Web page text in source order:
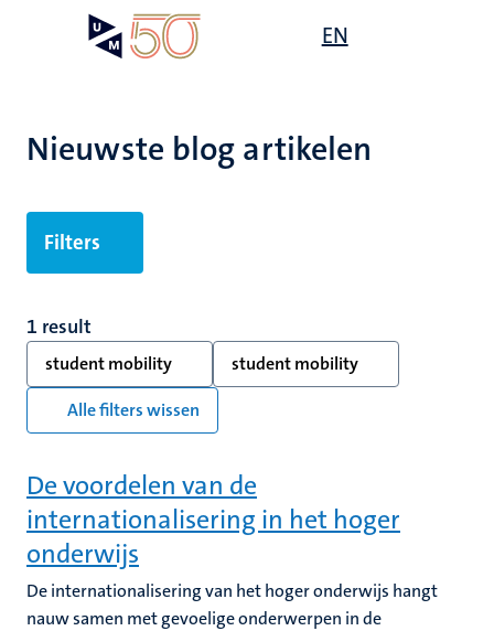
gaan
EN
Nieuwste blog artikelen
Filters
1 result
student mobility
student mobility
Alle filters wissen
De voordelen van de
internationalisering in het hoger
onderwijs
De internationalisering van het hoger onderwijs hangt
nauw samen met gevoelige onderwerpen in de